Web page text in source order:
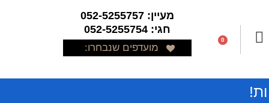
0
מעיין: 052-5255757
חגי: 052-5255754
מועדפים שנבחרו: